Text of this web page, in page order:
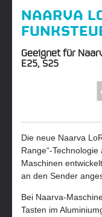
NAARVA
Geeignet für
E25, S25
Die neue Naarva
Range“-
Maschinen
an den Sender
Bei Naarva-
Tasten im